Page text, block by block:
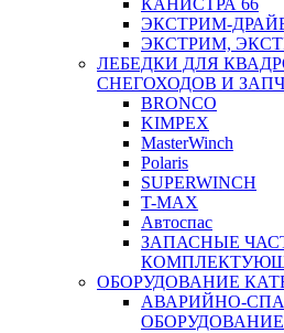
КАНИСТРА 66
ЭКСТРИМ-
ЭКСТРИМ,
ЛЕБЕДКИ ДЛЯ
СНЕГОХОДОВ И
BRONCO
KIMPEX
MasterWinch
Polaris
SUPERWINCH
T-MAX
Автоспас
ЗАПАСНЫЕ
ОБОРУДОВАНИЕ
АВАРИЙНО-
ОБОРУДОВАНИЕ